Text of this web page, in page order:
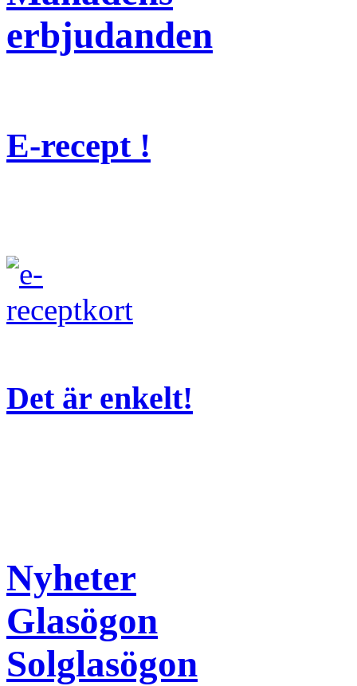
erbjudanden
E-recept !
Det är enkelt!
Nyheter
Glasögon
Solglasögon